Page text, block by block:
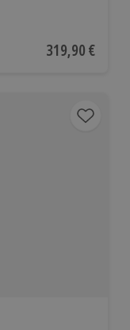
Bewertungen
Aktueller Preis
319,90 €